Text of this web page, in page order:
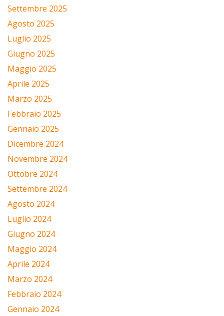
Settembre 2025
Agosto 2025
Luglio 2025
Giugno 2025
Maggio 2025
Aprile 2025
Marzo 2025
Febbraio 2025
Gennaio 2025
Dicembre 2024
Novembre 2024
Ottobre 2024
Settembre 2024
Agosto 2024
Luglio 2024
Giugno 2024
Maggio 2024
Aprile 2024
Marzo 2024
Febbraio 2024
Gennaio 2024